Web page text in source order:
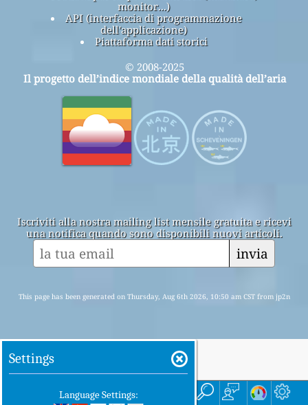
Casa Qui
monitor...)
API (interfaccia di programmazione
dell'applicazione)
Piattaforma dati storici
© 2008-2025
Il progetto dell’indice mondiale della qualità dell’aria
Iscriviti alla nostra mailing list mensile gratuita e ricevi
una notifica quando sono disponibili nuovi articoli.
invia
This page has been generated on Thursday, Aug 6th 2026, 10:50 am CST from jp2n
Settings
Language Settings: